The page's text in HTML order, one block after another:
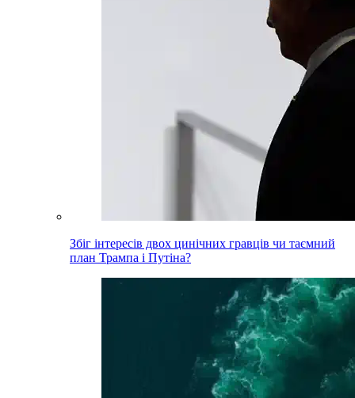
Збіг інтересів двох цинічних гравців чи таємний
план Трампа і Путіна?